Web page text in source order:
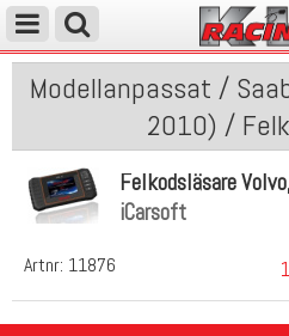
Modellanpassat /
2010) /
Artnr: 11876
Felkodsläsare
iCarsoft